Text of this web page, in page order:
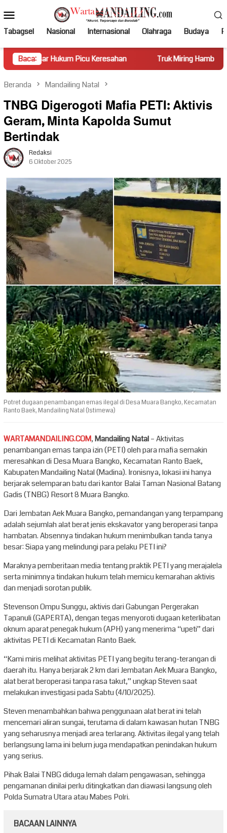
ke
kontenMobile
Tabagsel Nasional Internasional Olahraga Budaya
Baca:
Picu Keresahan Truk Miring Hambat Arus Lalu Lintas
Beranda Mandailing Natal
TNBG Digerogoti Mafia PETI: Aktivis
Geram, Minta Kapolda Sumut
Bertindak
Redaksi
6 Oktober 2025
Potret dugaan penambangan emas ilegal di Desa Muara Bangko, Kecamatan
Ranto Baek, Mandailing Natal (Istimewa)
WARTAMANDAILING.COM,Mandailing Natal– Aktivitas
penambangan emas tanpa izin (PETI) oleh para mafia semakin
meresahkan di Desa Muara Bangko, Kecamatan Ranto Baek,
Kabupaten Mandailing Natal (Madina). Ironisnya, lokasi ini hanya
berjarak selemparan batu dari kantor Balai Taman Nasional Batang
Gadis (TNBG) Resort 8 Muara Bangko.
Dari Jembatan Aek Muara Bangko, pemandangan yang terpampang
adalah sejumlah alat berat jenis ekskavator yang beroperasi tanpa
hambatan. Absennya tindakan hukum menimbulkan tanda tanya
besar: Siapa yang melindungi para pelaku PETI ini?
Maraknya pemberitaan media tentang praktik PETI yang merajalela
serta minimnya tindakan hukum telah memicu kemarahan aktivis
dan menjadi sorotan publik.
Stevenson Ompu Sunggu, aktivis dari Gabungan Pergerakan
Tapanuli (GAPERTA), dengan tegas menyoroti dugaan keterlibatan
oknum aparat penegak hukum (APH) yang menerima “upeti” dari
aktivitas PETI di Kecamatan Ranto Baek.
“Kami miris melihat aktivitas PETI yang begitu terang-terangan di
daerah itu. Hanya berjarak 2 km dari Jembatan Aek Muara Bangko,
alat berat beroperasi tanpa rasa takut,” ungkap Steven saat
melakukan investigasi pada Sabtu (4/10/2025).
Steven menambahkan bahwa penggunaan alat berat ini telah
mencemari aliran sungai, terutama di dalam kawasan hutan TNBG
yang seharusnya menjadi area terlarang. Aktivitas ilegal yang telah
berlangsung lama ini belum juga mendapatkan penindakan hukum
yang serius.
Pihak Balai TNBG diduga lemah dalam pengawasan, sehingga
pengamanan dinilai perlu ditingkatkan dan diawasi langsung oleh
Polda Sumatra Utara atau Mabes Polri.
BACAAN LAINNYA